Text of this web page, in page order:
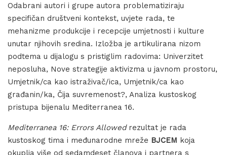
Odabrani autori i grupe autora problematiziraju
specifičan društveni kontekst, uvjete rada, te
mehanizme produkcije i recepcije umjetnosti i kulture
unutar njihovih sredina. Izložba je artikulirana nizom
podtema u dijalogu s pristiglim radovima: Univerzitet
neposluha, Nove strategije aktivizma u javnom prostoru,
Umjetnik/ca kao istraživač/ica, Umjetnik/ca kao
građanin/ka, Čija suvremenost?, Analiza kustoskog
pristupa bijenalu Mediterranea 16.
Mediterranea 16: Errors Allowedrezultat je rada
kustoskog tima i međunarodne mreže BJCEM koja
okuplja više od sedamdeset članova i partnera s